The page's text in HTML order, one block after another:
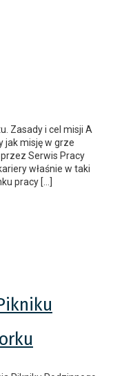
Zasady i cel misji A
jak misję w grze
Serwis Pracy
właśnie w taki
pracy […]